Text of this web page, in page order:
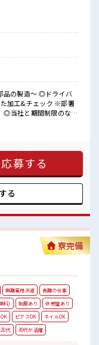
ウレシイPoint☆
消♪
品の製造～ ◎ドライバ
加工&チェック ※部署
ます◎ 交替勤務で稼げ
なのはウレシイPoint☆
悩みが解消♪ ロッカー
未経験からでも安心し
きやすい職場！ 空調完
ば髪のカラーリング
応募する
る
寮完備
無期雇用派遣
長期の仕事
料) 制服あり
休憩室あり
ピアスOK
ネイルOK
代 30代が活躍